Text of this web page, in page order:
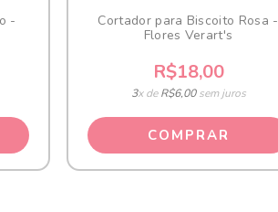
-
Cortador para Biscoito Rosa -
Flores Verart's
R$18,00
3x deR$6,00sem juros